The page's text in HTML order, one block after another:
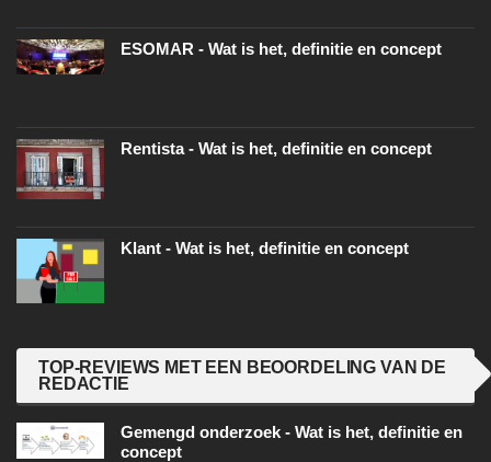
ESOMAR - Wat is het, definitie en concept
Rentista - Wat is het, definitie en concept
Klant - Wat is het, definitie en concept
TOP-REVIEWS MET EEN BEOORDELING VAN DE
REDACTIE
Gemengd onderzoek - Wat is het, definitie en
concept